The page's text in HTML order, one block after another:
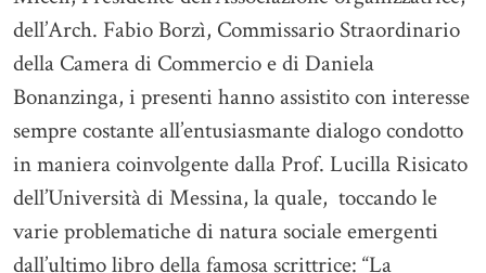
dell’Arch. Fabio Borzì, Commissario Straordinario
della Camera di Commercio e di Daniela
Bonanzinga, i presenti hanno assistito con interesse
sempre costante all’entusiasmante dialogo condotto
in maniera coinvolgente dalla Prof. Lucilla Risicato
dell’Università di Messina, la quale, toccando le
varie problematiche di natura sociale emergenti
dall’ultimo libro della famosa scrittrice: “La